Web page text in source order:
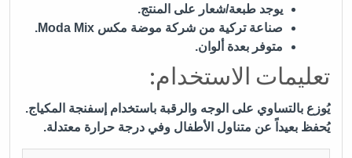
يوجد طبعة/شعار على المنتج.
صناعة تركية من شركة موضة مكس Moda Mix.
متوفر بعدة ألوان.
تعليمات الاستخدام:
يُوزع بالتساوي على الوجه والرقبة باستخدام إسفنجة المكياج.
يُحفظ بعيداً عن متناول الأطفال وفي درجة حرارة معتدلة.